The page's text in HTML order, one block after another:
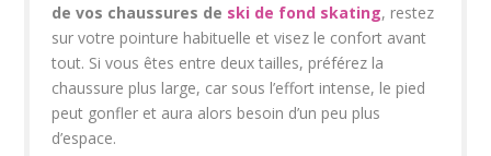
de vos chaussures de ski de fond skating, restez
sur votre pointure habituelle et visez le confort avant
tout. Si vous êtes entre deux tailles, préférez la
chaussure plus large, car sous l’effort intense, le pied
peut gonfler et aura alors besoin d’un peu plus
d’espace.